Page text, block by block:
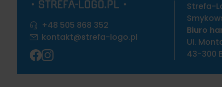
+48 505 868 352
kontakt@strefa-logo.pl
Strefa-
Biuro
Ul.
43-300